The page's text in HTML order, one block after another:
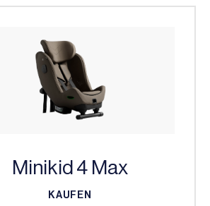
Minikid 4 Max
KAUFEN